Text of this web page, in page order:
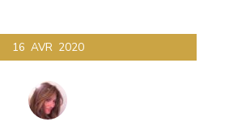
16 AVR 2020